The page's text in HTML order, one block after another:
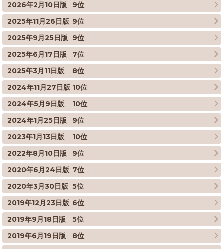
2026年2月10日版
9位
2025年11月26日版 9位
2025年9月25日版
9位
2025年6月17日版
7位
2025年3月11日版
8位
2024年11月27日版 10位
2024年5月9日版
10位
2024年1月25日版
9位
2023年1月13日版
10位
2022年8月10日版
9位
2020年6月24日版 7位
2020年3月30日版 5位
2019年12月23日版 6位
2019年9月18日版
5位
2019年6月19日版
8位